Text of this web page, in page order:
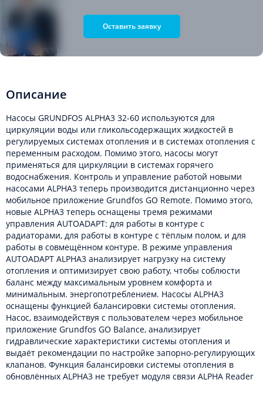
Оставить заявку
Описание
Насосы GRUNDFOS ALPHA3 32-60 используются для
циркуляции воды или гликольсодержащих жидкостей в
регулируемых системах отопления и в системах отопления с
переменным расходом. Помимо этого, насосы могут
применяться для циркуляции в системах горячего
водоснабжения. Контроль и управление работой новыми
насосами ALPHA3 теперь производится дистанционно через
мобильное приложение Grundfos GO Remote. Помимо этого,
новые ALPHA3 теперь оснащены тремя режимами
управления AUTOADAPT: для работы в контуре с
радиаторами, для работы в контуре с тёплым полом, и для
работы в совмещённом контуре. В режиме управления
AUTOADAPT ALPHA3 анализирует нагрузку на систему
отопления и оптимизирует свою работу, чтобы соблюсти
баланс между максимальным уровнем комфорта и
минимальным. энергопотреблением. Насосы ALPHA3
оснащены функцией балансировки системы отопления.
Насос, взаимодействуя с пользователем через мобильное
приложение Grundfos GO Balance, анализирует
гидравлические характеристики системы отопления и
выдаёт рекомендации по настройке запорно-регулирующих
клапанов. Функция балансировки системы отопления в
обновлённых ALPHA3 не требует модуля связи ALPHA Reader